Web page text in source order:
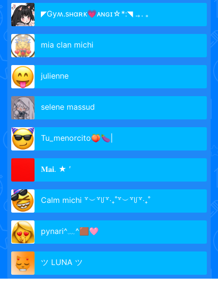
◤Gyʍ.sʜɑʀᴋ💗ᴀɴɢɪ☆*:◥ .｡. ｡
mia clan michi
julienne
selene massud
Tu_menorcito🍑🍆|
𝐌𝐚𝐢. ★ ′
Calm michi ꒷︶꒷꒥꒷‧₊˚꒷︶꒷꒥꒷‧₊˚
pynari^﹏^🟫🩷
ツ LUNA ツ